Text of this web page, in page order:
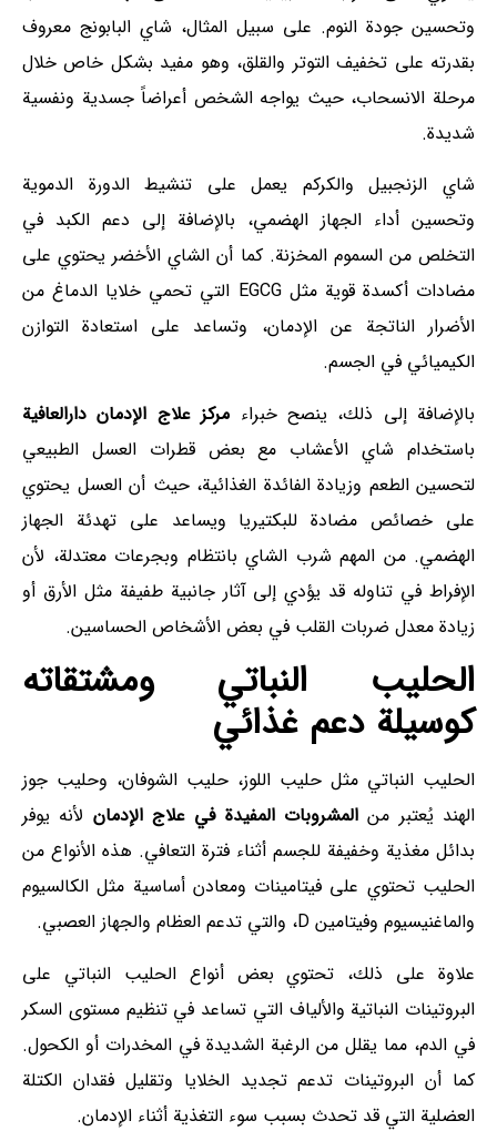
وتحسين جودة النوم. على سبيل المثال، شاي البابونج معروف
بقدرته على تخفيف التوتر والقلق، وهو مفيد بشكل خاص خلال
مرحلة الانسحاب، حيث يواجه الشخص أعراضاً جسدية ونفسية
شديدة.
شاي الزنجبيل والكركم يعمل على تنشيط الدورة الدموية
وتحسين أداء الجهاز الهضمي، بالإضافة إلى دعم الكبد في
التخلص من السموم المخزنة. كما أن الشاي الأخضر يحتوي على
مضادات أكسدة قوية مثل EGCG التي تحمي خلايا الدماغ من
الأضرار الناتجة عن الإدمان، وتساعد على استعادة التوازن
الكيميائي في الجسم.
بالإضافة إلى ذلك، ينصح خبراء مركز علاج الإدمان دارالعافية
باستخدام شاي الأعشاب مع بعض قطرات العسل الطبيعي
لتحسين الطعم وزيادة الفائدة الغذائية، حيث أن العسل يحتوي
على خصائص مضادة للبكتيريا ويساعد على تهدئة الجهاز
الهضمي. من المهم شرب الشاي بانتظام وبجرعات معتدلة، لأن
الإفراط في تناوله قد يؤدي إلى آثار جانبية طفيفة مثل الأرق أو
زيادة معدل ضربات القلب في بعض الأشخاص الحساسين.
الحليب النباتي ومشتقاته
كوسيلة دعم غذائي
الحليب النباتي مثل حليب اللوز، حليب الشوفان، وحليب جوز
الهند يُعتبر من المشروبات المفيدة في علاج الإدمان لأنه يوفر
بدائل مغذية وخفيفة للجسم أثناء فترة التعافي. هذه الأنواع من
الحليب تحتوي على فيتامينات ومعادن أساسية مثل الكالسيوم
والماغنيسيوم وفيتامين D، والتي تدعم العظام والجهاز العصبي.
علاوة على ذلك، تحتوي بعض أنواع الحليب النباتي على
البروتينات النباتية والألياف التي تساعد في تنظيم مستوى السكر
في الدم، مما يقلل من الرغبة الشديدة في المخدرات أو الكحول.
كما أن البروتينات تدعم تجديد الخلايا وتقليل فقدان الكتلة
العضلية التي قد تحدث بسبب سوء التغذية أثناء الإدمان.